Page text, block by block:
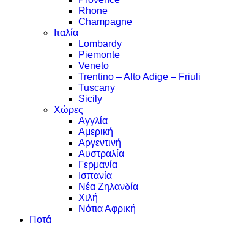
Rhone
Champagne
Ιταλία
Lombardy
Piemonte
Veneto
Trentino – Alto Adige – Friuli
Tuscany
Sicily
Χώρες
Αγγλία
Αμερική
Αργεντινή
Αυστραλία
Γερμανία
Ισπανία
Νέα Ζηλανδία
Χιλή
Νότια Αφρική
Ποτά